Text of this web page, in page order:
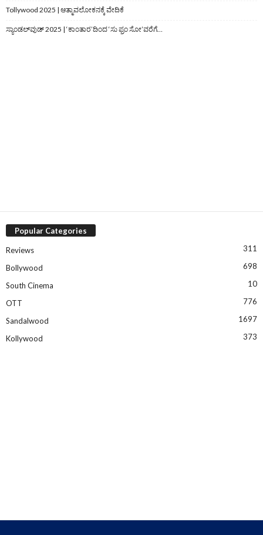
Tollywood 2025 | ಆತ್ಮಾವಲೋಕನಕ್ಕೆ ವೇದಿಕೆ
ಸ್ಯಾಂಡಲ್‌ವುಡ್‌ 2025 | ‘ಕಾಂತಾರ’ದಿಂದ ‘ಸು ಫ್ರಂ ಸೋ’ವರೆಗೆ…
Popular Categories
Reviews 311
Bollywood 698
South Cinema 10
OTT 776
Sandalwood 1697
Kollywood 373